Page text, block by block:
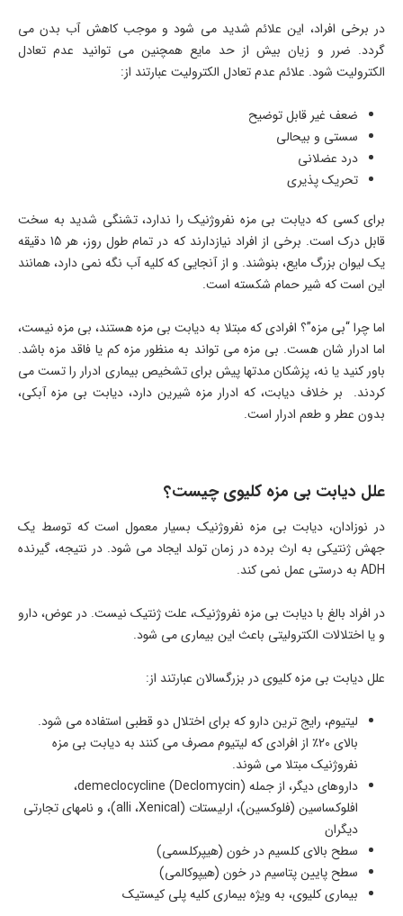
در برخی افراد، این علائم شدید می شود و موجب کاهش آب بدن می
گردد. ضرر و زیان بیش از حد مایع همچنین می توانید عدم تعادل
الکترولیت شود. علائم عدم تعادل الکترولیت عبارتند از:
ضعف غیر قابل توضیح
سستی و بیحالی
درد عضلانی
تحریک پذیری
برای کسی که دیابت بی مزه نفروژنیک را ندارد، تشنگی شدید به سخت
قابل درک است. برخی از افراد نیازدارند که در تمام طول روز، هر 15 دقیقه
یک لیوان بزرگ مایع، بنوشند. و از آنجایی که کلیه آب نگه نمی دارد، همانند
این است که شیر حمام شکسته است.
اما چرا “بی مزه”؟ افرادی که مبتلا به دیابت بی مزه هستند، بی مزه نیست،
اما ادرار شان هست. بی مزه می تواند به منظور مزه کم یا فاقد مزه باشد.
باور کنید یا نه، پزشکان مدتها پیش برای تشخیص بیماری ادرار را تست می
کردند. بر خلاف دیابت، که ادرار مزه شیرین دارد، دیابت بی مزه آبکی،
بدون عطر و طعم ادرار است.
علل دیابت بی مزه کلیوی چیست؟
در نوزادان، دیابت بی مزه نفروژنیک بسیار معمول است که توسط یک
جهش ژنتیکی به ارث برده در زمان تولد ایجاد می شود. در نتیجه، گیرنده
ADH به درستی عمل نمی کند.
در افراد بالغ با دیابت بی مزه نفروژنیک، علت ژنتیک نیست. در عوض، دارو
و یا اختلالات الکترولیتی باعث این بیماری می شود.
علل دیابت بی مزه کلیوی در بزرگسالان عبارتند از:
لیتیوم، رایج ترین دارو که برای اختلال دو قطبی استفاده می شود.
بالای 20٪ از افرادی که لیتیوم مصرف می کنند به دیابت بی مزه
نفروژنیک مبتلا می شوند.
داروهای دیگر، از جمله (demeclocycline (Declomycin،
افلوکساسین (فلوکسین)، ارلیستات (alli ،Xenical)، و نامهای تجارتی
دیگران
سطح بالای کلسیم در خون (هیپرکلسمی)
سطح پایین پتاسیم در خون (هیپوکالمی)
بیماری کلیوی، به ویژه بیماری کلیه پلی کیستیک